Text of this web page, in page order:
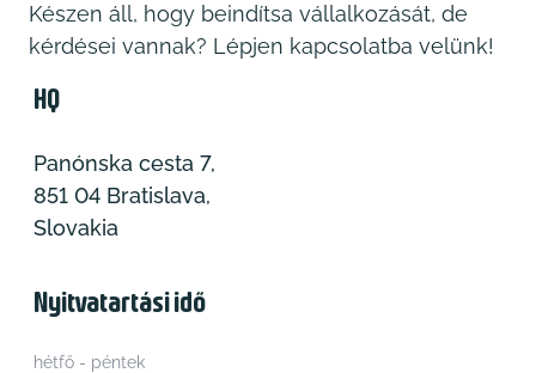
Készen áll, hogy beindítsa vállalkozását, de
kérdései vannak? Lépjen kapcsolatba velünk!
HQ
Panónska cesta 7,
851 04 Bratislava,
Slovakia
Nyitvatartási idő
hétfő - péntek